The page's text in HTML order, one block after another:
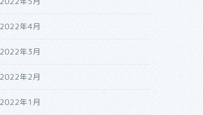
2022年4月
2022年3月
2022年2月
2022年1月